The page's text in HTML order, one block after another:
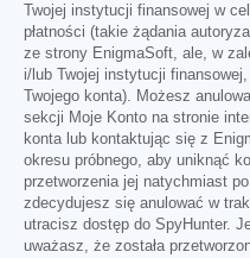
Twojej instytucji finansowej w
płatności (takie żądania
ze strony EnigmaSoft, ale, w
i/lub Twojej instytucji
Twojego konta). Możesz
sekcji Moje Konto na stronie
konta lub kontaktując się z
okresu próbnego, aby uniknąć
przetworzenia jej natychmiast
zdecydujesz się anulować w
utracisz dostęp do SpyHunter.
uważasz, że została